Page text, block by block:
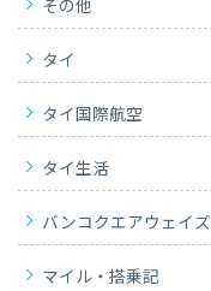
その他
タイ
タイ国際航空
タイ生活
バンコクエアウェイズ
マイル・搭乗記